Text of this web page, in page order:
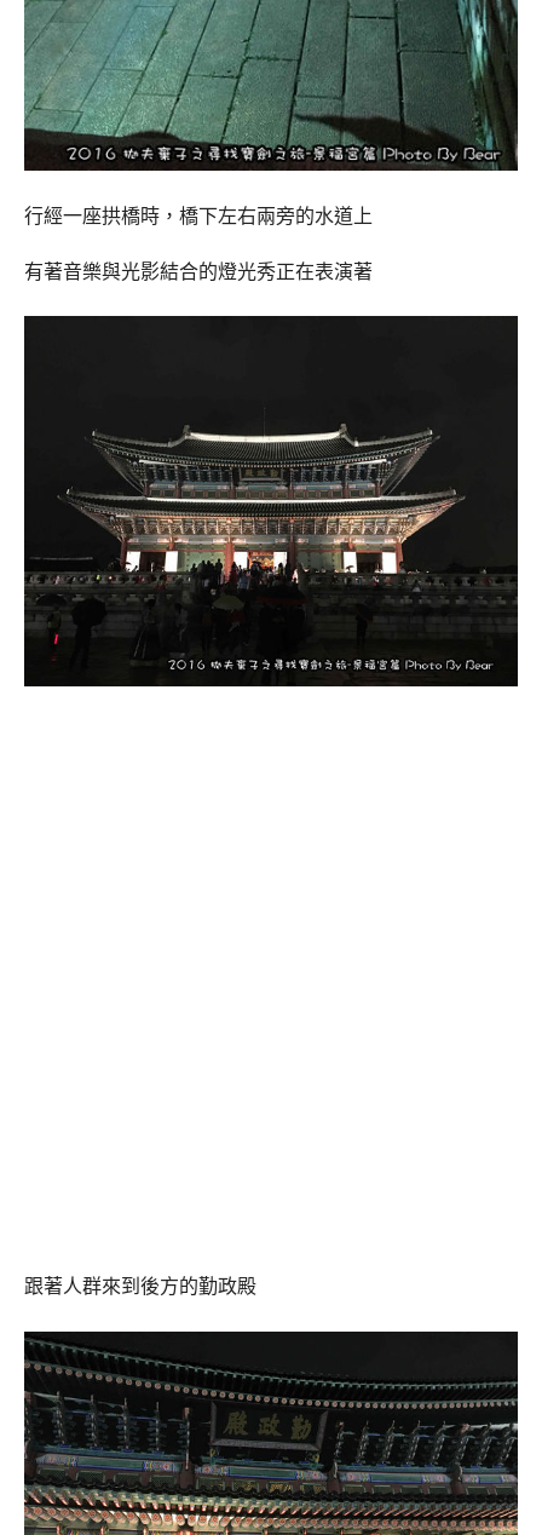
行經一座拱橋時，橋下左右兩旁的水道上
有著音樂與光影結合的燈光秀正在表演著
跟著人群來到後方的勤政殿